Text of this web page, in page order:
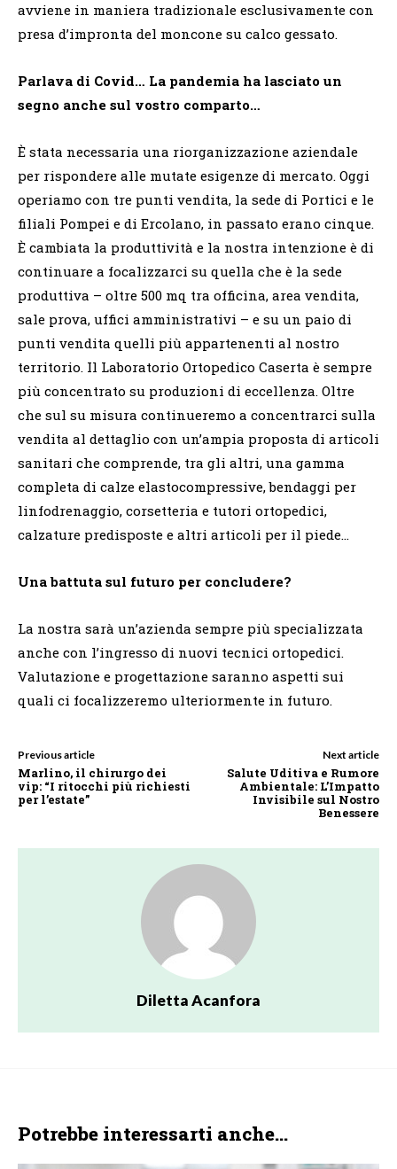
avviene in maniera tradizionale esclusivamente con
presa d’impronta del moncone su calco gessato.
Parlava di Covid… La pandemia ha lasciato un
segno anche sul vostro comparto…
È stata necessaria una riorganizzazione aziendale
per rispondere alle mutate esigenze di mercato. Oggi
operiamo con tre punti vendita, la sede di Portici e le
filiali Pompei e di Ercolano, in passato erano cinque.
È cambiata la produttività e la nostra intenzione è di
continuare a focalizzarci su quella che è la sede
produttiva – oltre 500 mq tra officina, area vendita,
sale prova, uffici amministrativi – e su un paio di
punti vendita quelli più appartenenti al nostro
territorio. Il Laboratorio Ortopedico Caserta è sempre
più concentrato su produzioni di eccellenza. Oltre
che sul su misura continueremo a concentrarci sulla
vendita al dettaglio con un’ampia proposta di articoli
sanitari che comprende, tra gli altri, una gamma
completa di calze elastocompressive, bendaggi per
linfodrenaggio, corsetteria e tutori ortopedici,
calzature predisposte e altri articoli per il piede…
Una battuta sul futuro per concludere?
La nostra sarà un’azienda sempre più specializzata
anche con l’ingresso di nuovi tecnici ortopedici.
Valutazione e progettazione saranno aspetti sui
quali ci focalizzeremo ulteriormente in futuro.
Previous article
Marlino, il chirurgo dei
vip: “I ritocchi più richiesti
per l’estate”
Next article
Salute Uditiva e Rumore
Ambientale: L’Impatto
Invisibile sul Nostro
Benessere
Diletta Acanfora
Potrebbe interessarti anche...